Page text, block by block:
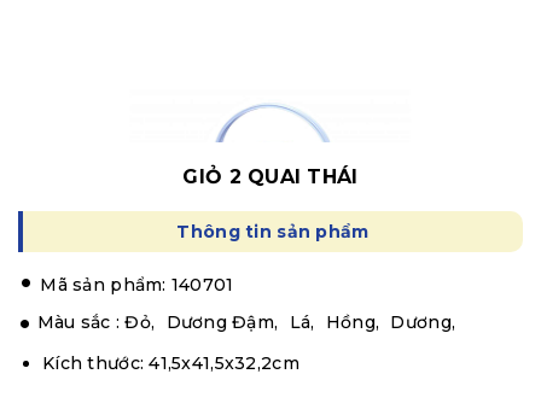
GIỎ 2 QUAI THÁI
Thông tin sản phẩm
Mã sản phẩm: 140701
. Màu sắc : Đỏ, Dương Đậm, Lá, Hồng,
Dương,
Kích thước: 41,5x41,5x32,2cm